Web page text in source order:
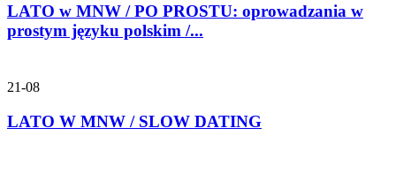
LATO w MNW / PO PROSTU: oprowadzania w
prostym języku polskim /...
21-08
LATO W MNW / SLOW DATING